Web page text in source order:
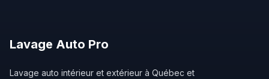
Lavage Auto Pro
Lavage auto intérieur et extérieur à Québec et